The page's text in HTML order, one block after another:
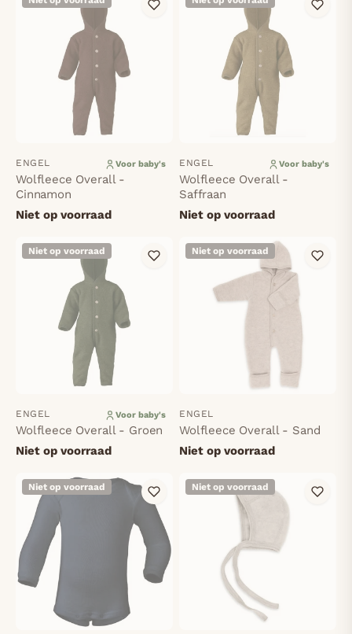
ENGEL Voor baby's
Wolfleece Overall -
Cinnamon
Niet op voorraad
ENGEL Voor baby's
Wolfleece Overall -
Saffraan
Niet op voorraad
Niet op voorraad
ENGEL Voor baby's
Wolfleece Overall - Groen
Niet op voorraad
Niet op voorraad
ENGEL
Wolfleece Overall - Sand
Niet op voorraad
Niet op voorraad Niet op voorraad